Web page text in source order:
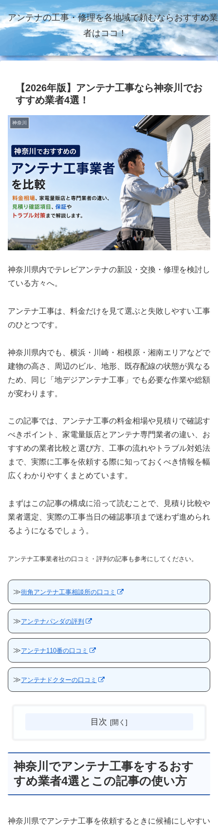
アンテナの工事・修理を各地域で頼むならおすすめ業
者はココ！
【2026年版】アンテナ工事なら神奈川でお
すすめ業者4選！
神奈川
神奈川県内でテレビアンテナの新設・交換・修理を検討し
ている方々へ。
アンテナ工事は、料金だけを見て選ぶと失敗しやすい工事
のひとつです。
神奈川県内でも、横浜・川崎・相模原・湘南エリアなどで
建物の高さ、周辺のビル、地形、既存配線の状態が異なる
ため、同じ「地デジアンテナ工事」でも必要な作業や総額
が変わります。
この記事では、アンテナ工事の料金相場や見積りで確認す
べきポイント、家電量販店とアンテナ専門業者の違い、お
すすめの業者比較と選び方、工事の流れやトラブル対処法
まで、実際に工事を依頼する際に知っておくべき情報を幅
広くわかりやすくまとめています。
まずはこの記事の構成に沿って読むことで、見積り比較や
業者選定、実際の工事当日の確認事項まで迷わず進められ
るようになるでしょう。
アンテナ工事業者社の口コミ・評判の記事も参考にしてください。
≫街角アンテナ工事相談所の口コミ
≫アンテナパンダの評判
≫アンテナ110番の口コミ
≫アンテナドクターの口コミ
目次
神奈川でアンテナ工事をするおす
すめ業者4選とこの記事の使い方
神奈川県でアンテナ工事を依頼するときに候補にしやすい